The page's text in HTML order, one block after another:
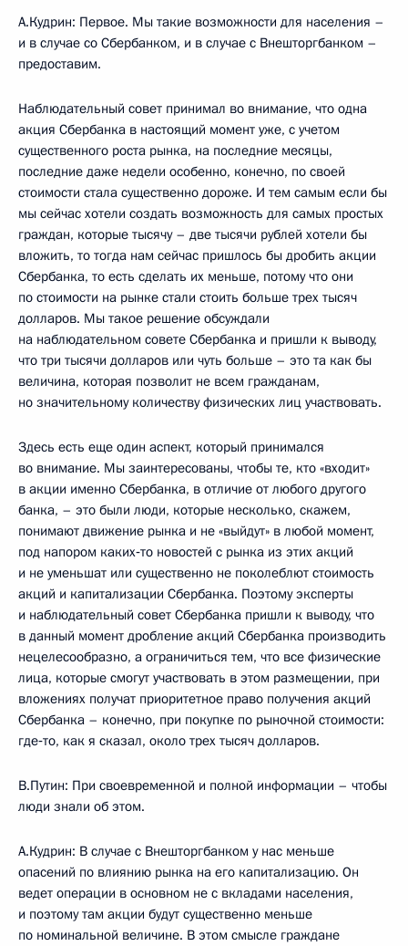
А.Кудрин: Первое. Мы такие возможности для населения –
и в случае со Сбербанком, и в случае с Внешторгбанком –
предоставим.
Наблюдательный совет принимал во внимание, что одна
акция Сбербанка в настоящий момент уже, с учетом
существенного роста рынка, на последние месяцы,
последние даже недели особенно, конечно, по своей
стоимости стала существенно дороже. И тем самым если бы
мы сейчас хотели создать возможность для самых простых
граждан, которые тысячу – две тысячи рублей хотели бы
вложить, то тогда нам сейчас пришлось бы дробить акции
Сбербанка, то есть сделать их меньше, потому что они
по стоимости на рынке стали стоить больше трех тысяч
долларов. Мы такое решение обсуждали
на наблюдательном совете Сбербанка и пришли к выводу,
что три тысячи долларов или чуть больше – это та как бы
величина, которая позволит не всем гражданам,
но значительному количеству физических лиц участвовать.
Здесь есть еще один аспект, который принимался
во внимание. Мы заинтересованы, чтобы те, кто «входит»
в акции именно Сбербанка, в отличие от любого другого
банка, – это были люди, которые несколько, скажем,
понимают движение рынка и не «выйдут» в любой момент,
под напором каких‑то новостей с рынка из этих акций
и не уменьшат или существенно не поколеблют стоимость
акций и капитализации Сбербанка. Поэтому эксперты
и наблюдательный совет Сбербанка пришли к выводу, что
в данный момент дробление акций Сбербанка производить
нецелесообразно, а ограничиться тем, что все физические
лица, которые смогут участвовать в этом размещении, при
вложениях получат приоритетное право получения акций
Сбербанка – конечно, при покупке по рыночной стоимости:
где‑то, как я сказал, около трех тысяч долларов.
В.Путин: При своевременной и полной информации – чтобы
люди знали об этом.
А.Кудрин: В случае с Внешторгбанком у нас меньше
опасений по влиянию рынка на его капитализацию. Он
ведет операции в основном не с вкладами населения,
и поэтому там акции будут существенно меньше
по номинальной величине. В этом смысле граждане